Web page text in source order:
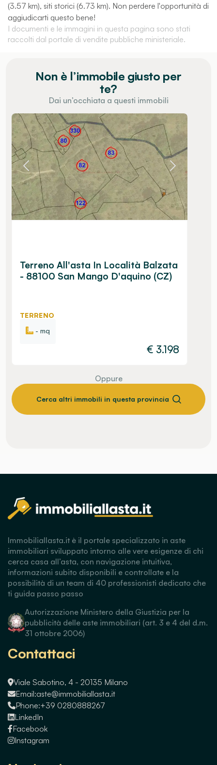
(3.57 km), siti storici (6.73 km). Non perdere l'opportunità di
aggiudicarti questo bene!
I documenti e le immagini in questa pagina sono stati
raccolti dal portale di vendite pubbliche ministeriale.
Non è l’immobile giusto per
te?
Dai un’occhiata a questi immobili
Terreno All'asta In Località Balzata
- 88100 San Mango D'aquino (CZ)
TERRENO
- mq
€ 3.198
Oppure
Cerca altri immobili in questa provincia
Immobiliallasta.it è il portale specializzato in aste
immobiliari sviluppato intorno alle vere esigenze di chi
cerca casa all’asta, con navigazione intuitiva,
informazioni subito disponibili e controllate e la
possibilità di un team di 40 professionisti dedicato che
ti guida passo passo
Autorizzazione Ministero della Giustizia per la
pubblicità delle aste immobiliari (art. 3 e 4 del d.m.
31 ottobre 2006)
Contattaci
Viale Sabotino, 4 - 20135 Milano
Email:aste@immobiliallasta.it
Phone:+39 0280888267
LinkedIn
Facebook
Instagram